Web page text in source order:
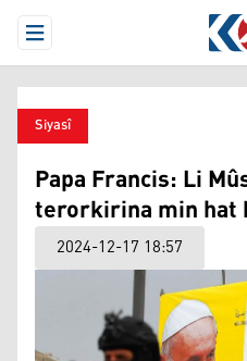
Open Menu
Siyasî
Papa Francis: Li
terorkirina min
2024-12-17 18:57